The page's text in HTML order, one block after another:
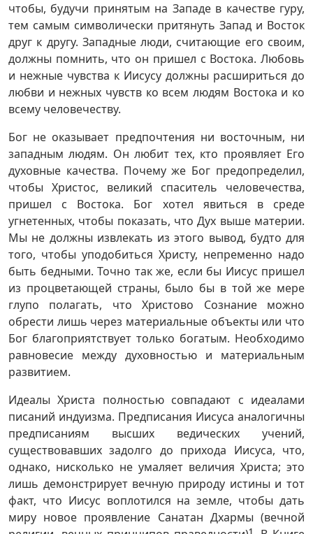
чтобы, будучи принятым на Западе в качестве гуру,
тем самым символически притянуть Запад и Восток
друг к другу. Западные люди, считающие его своим,
должны помнить, что он пришел с Востока. Любовь
и нежные чувства к Иисусу должны расшириться до
любви и нежных чувств ко всем людям Востока и ко
всему человечеству.
Бог не оказывает предпочтения ни восточным, ни
западным людям. Он любит тех, кто проявляет Его
духовные качества. Почему же Бог предопределил,
чтобы Христос, великий спаситель человечества,
пришел с Востока. Бог хотел явиться в среде
угнетенных, чтобы показать, что Дух выше материи.
Мы не должны извлекать из этого вывод, будто для
того, чтобы уподобиться Христу, непременно надо
быть бедными. Точно так же, если бы Иисус пришел
из процветающей страны, было бы в той же мере
глупо полагать, что Христово Сознание можно
обрести лишь через материальные объекты или что
Бог благоприятствует только богатым. Необходимо
равновесие между духовностью и материальным
развитием.
Идеалы Христа полностью совпадают с идеалами
писаний индуизма. Предписания Иисуса аналогичны
предписаниям высших ведических учений,
существовавших задолго до прихода Иисуса, что,
однако, нисколько не умаляет величия Христа; это
лишь демонстрирует вечную природу истины и тот
факт, что Иисус воплотился на земле, чтобы дать
миру новое проявление Санатан Дхармы (вечной
1